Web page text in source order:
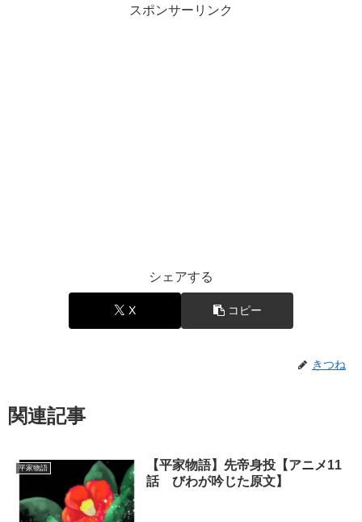
スポンサーリンク
シェアする
X コピー
きつね
関連記事
平家物語
【平家物語】先帝身投【アニメ11
話 びわが吟じた原文】